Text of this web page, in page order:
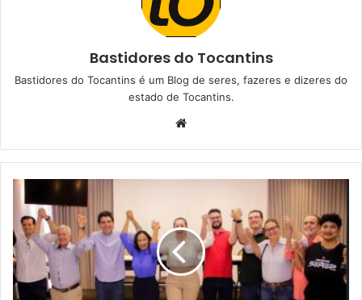
Bastidores do Tocantins
Bastidores do Tocantins é um Blog de seres, fazeres e dizeres do
estado de Tocantins.
b
s
t
e